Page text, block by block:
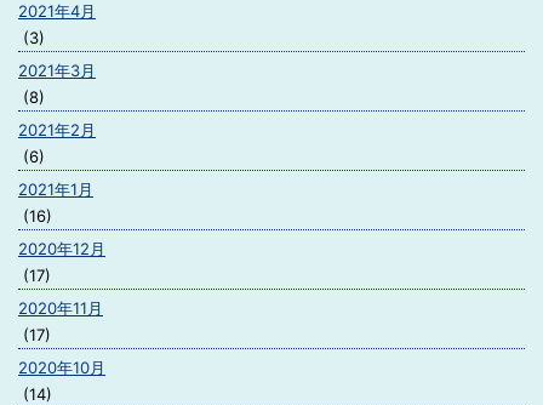
2021年4月
(3)
2021年3月
(8)
2021年2月
(6)
2021年1月
(16)
2020年12月
(17)
2020年11月
(17)
2020年10月
(14)